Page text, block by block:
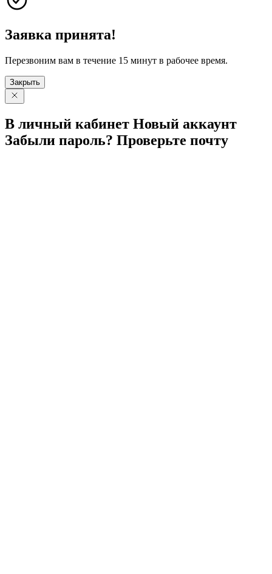
Заявка принята!
Перезвоним вам в течение 15 минут в рабочее время.
Закрыть
В личный кабинет Новый аккаунт
Забыли пароль? Проверьте почту